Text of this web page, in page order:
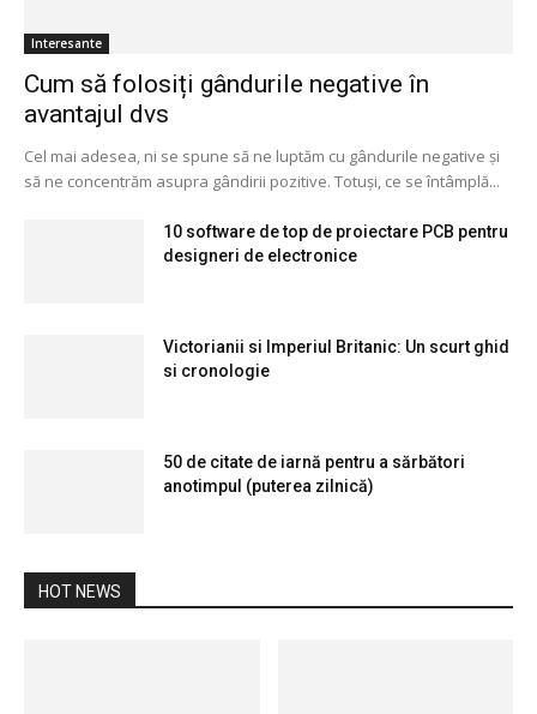
Interesante
Cum să folosiți gândurile negative în
avantajul dvs
Cel mai adesea, ni se spune să ne luptăm cu gândurile negative și
să ne concentrăm asupra gândirii pozitive. Totuși, ce se întâmplă...
10 software de top de proiectare PCB pentru
designeri de electronice
Victorianii si Imperiul Britanic: Un scurt ghid
si cronologie
50 de citate de iarnă pentru a sărbători
anotimpul (puterea zilnică)
HOT NEWS